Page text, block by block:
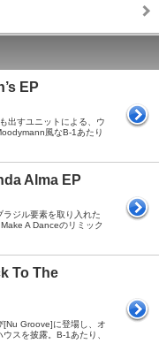
EP
出すユニットによる、ウ
風なB-1あたり
Alma EP
ジル要素を取り入れた
A Danceのリミック
To The
[Nu Groove]に登場し、オ
スを披露。B-1あたり、